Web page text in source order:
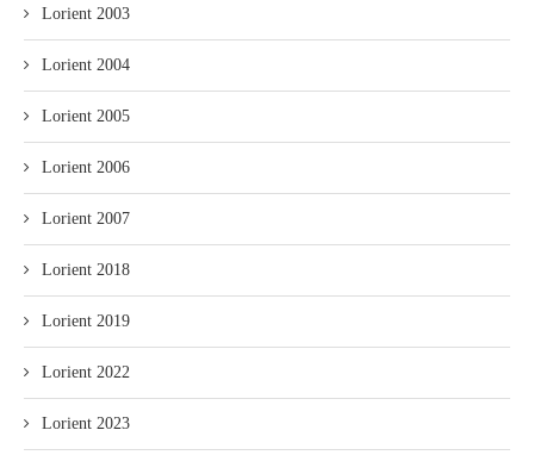
Lorient 2003
Lorient 2004
Lorient 2005
Lorient 2006
Lorient 2007
Lorient 2018
Lorient 2019
Lorient 2022
Lorient 2023